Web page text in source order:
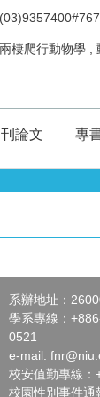
兩棲爬行動物學 ,
論文 專
系辦地址：
學系專線：
0521
e-mail:
校安值勤專線
校園性別事件